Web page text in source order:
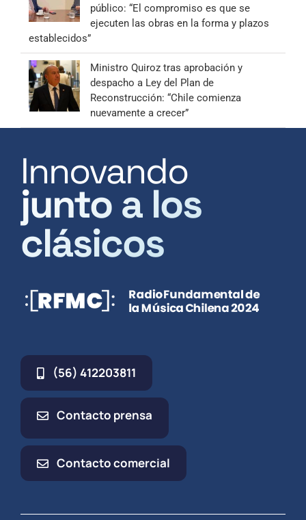
público: “El compromiso es que se
ejecuten las obras en la forma y plazos
establecidos”
Ministro Quiroz tras aprobación y
despacho a Ley del Plan de
Reconstrucción: “Chile comienza
nuevamente a crecer”
Innovando
junto a los
clásicos
(56) 412203811
Contacto prensa
Contacto comercial